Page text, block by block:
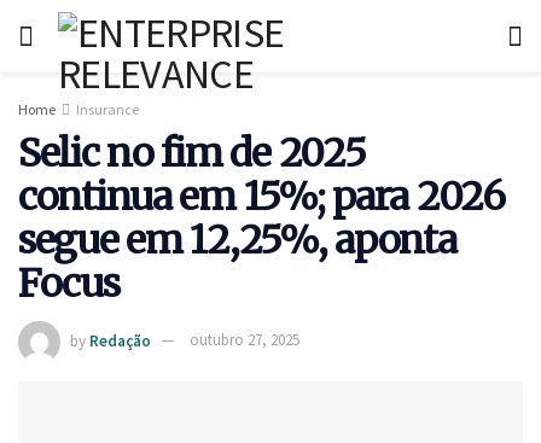
Home Insurance
Selic no fim de 2025
continua em 15%; para 2026
segue em 12,25%, aponta
Focus
by Redação outubro 27, 2025